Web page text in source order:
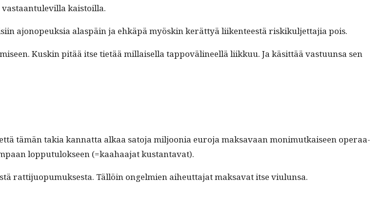
kaistoilla.
ajonopeuk­sia alaspäin ja ehkäpä myöskin kerät­tyä liiken­teestä riskikul­jet­ta­jia pois.
Kuskin pitää itse tietää mil­laisel­la tap­povä­li­neel­lä liikkuu. Ja käsit­tää vas­tu­un­sa sen
tämän takia kan­nat­ta alkaa sato­ja miljoo­nia euro­ja mak­savaan mon­imutkaiseen oper­aa­
lop­putu­lok­seen (=kaa­haa­jat kustantavat).
rat­ti­juop­umuk­ses­ta. Täl­löin ongelmien aiheut­ta­jat mak­sa­vat itse viulunsa.